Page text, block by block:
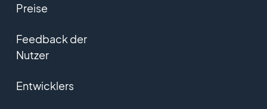
Preise
Feedback der
Nutzer
Entwicklers